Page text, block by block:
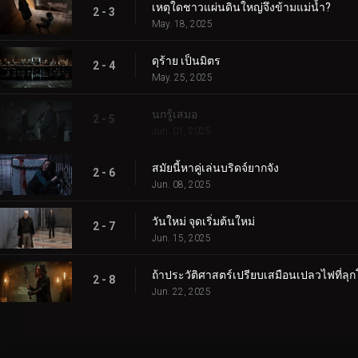
2 - 3 เหตุใดชาวแผ่นดินใหญ่จึงข้ามแม่น้ำ?
May. 18, 2025
2 - 4 ดุร้าย เป็นมิตร
May. 25, 2025
2 - 5 นกรู้เสมอ
Jun. 01, 2025
2 - 6 สมัยนี้หาคู่เล่นบริดจ์ยากจัง
Jun. 08, 2025
2 - 7 วันใหม่ จุดเริ่มต้นใหม่
Jun. 15, 2025
2 - 8 ถ้าประวัติศาสตร์เปรียบเสมือนเปลวไฟที่ลุ
Jun. 22, 2025